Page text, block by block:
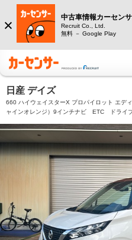
中古車情報カーセン
Recruit Co., Ltd.
無料 － Google Play
日産 デイズ
660 ハイウェイスターX プロパイロット エデ
ャインオレンジ）9インチナビ ETC ドライ